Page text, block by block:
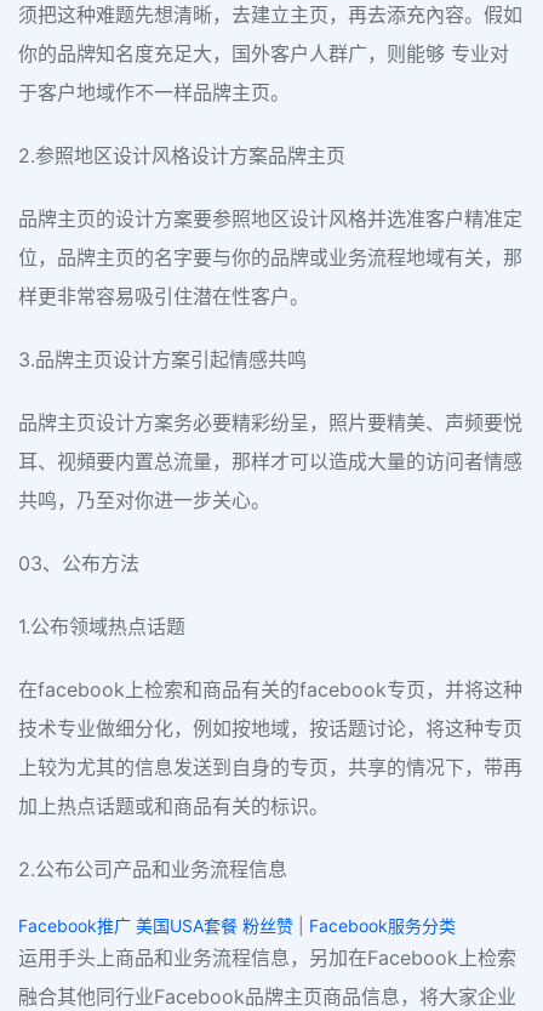
须把这种难题先想清晰，去建立主页，再去添充內容。假如
你的品牌知名度充足大，国外客户人群广，则能够 专业对
于客户地域作不一样品牌主页。
2.参照地区设计风格设计方案品牌主页
品牌主页的设计方案要参照地区设计风格并选准客户精准定
位，品牌主页的名字要与你的品牌或业务流程地域有关，那
样更非常容易吸引住潜在性客户。
3.品牌主页设计方案引起情感共鸣
品牌主页设计方案务必要精彩纷呈，照片要精美、声频要悦
耳、视頻要内置总流量，那样才可以造成大量的访问者情感
共鸣，乃至对你进一步关心。
03、公布方法
1.公布领域热点话题
在facebook上检索和商品有关的facebook专页，并将这种
技术专业做细分化，例如按地域，按话题讨论，将这种专页
上较为尤其的信息发送到自身的专页，共享的情况下，带再
加上热点话题或和商品有关的标识。
2.公布公司产品和业务流程信息
Facebook推广 美国USA套餐 粉丝赞 Facebook服务分类
运用手头上商品和业务流程信息，另加在Facebook上检索
融合其他同行业Facebook品牌主页商品信息，将大家企业